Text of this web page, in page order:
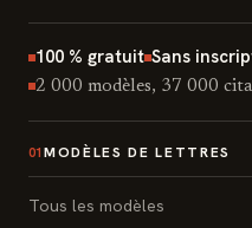
100 % gratuit Sans
2 000 modèles, 37 000
01 MODÈLES DE LETTRES
Tous les modèles